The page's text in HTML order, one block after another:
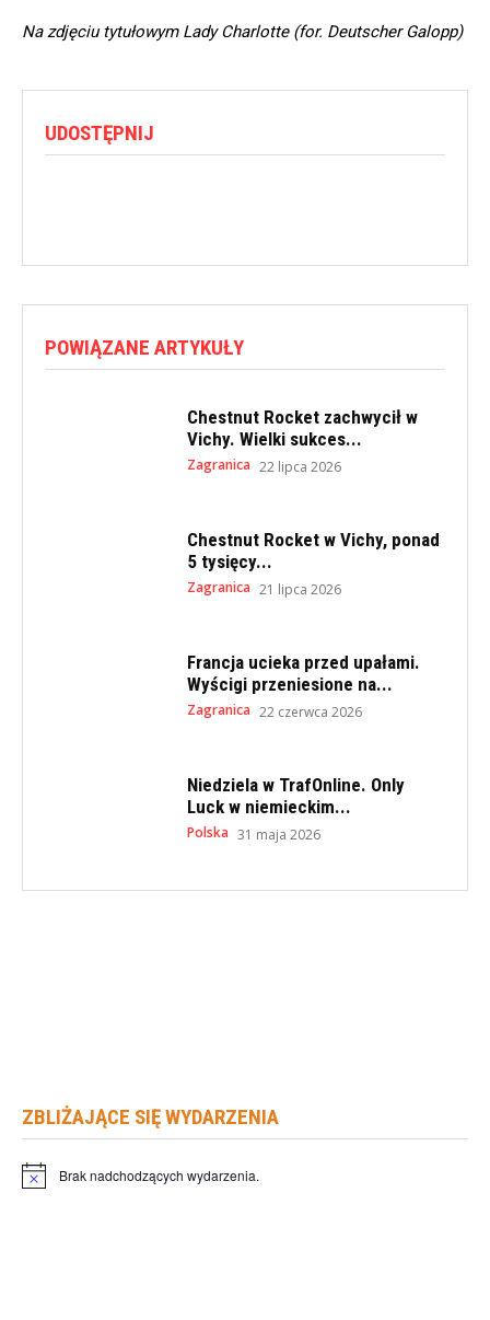
Na zdjęciu tytułowym Lady Charlotte (for. Deutscher Galopp)
UDOSTĘPNIJ
POWIĄZANE ARTYKUŁY
Chestnut Rocket zachwycił w
Vichy. Wielki sukces...
Zagranica 22 lipca 2026
Chestnut Rocket w Vichy, ponad
5 tysięcy...
Zagranica 21 lipca 2026
Francja ucieka przed upałami.
Wyścigi przeniesione na...
Zagranica 22 czerwca 2026
Niedziela w TrafOnline. Only
Luck w niemieckim...
Polska 31 maja 2026
ZBLIŻAJĄCE SIĘ WYDARZENIA
Powiadomienie
Brak nadchodzących wydarzenia.